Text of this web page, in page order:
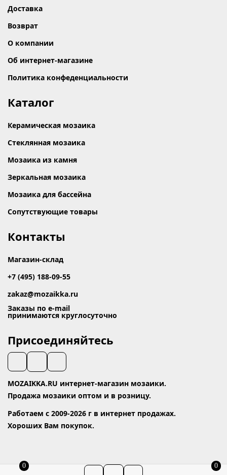
Доставка
Возврат
О компании
Об интернет-магазине
Политика конфеденциальности
Каталог
Керамическая мозаика
Стеклянная мозаика
Мозаика из камня
Зеркальная мозаика
Мозаика для бассейна
Сопутствующие товары
Контакты
Магазин-склад
+7 (495) 188-09-55
zakaz@mozaikka.ru
Заказы по e-mail
принимаются круглосуточно
Присоединяйтесь
MOZAIKKA.RU интернет-магазин мозаики.
Продажа мозаики оптом и в розницу.
Работаем с 2009-2026 г в интернет продажах.
Хороших Вам покупок.
0 0